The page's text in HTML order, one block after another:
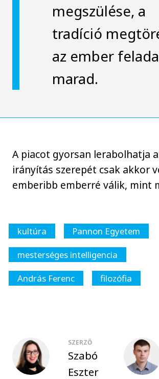
megszülése, a
tradíció
az ember
marad.
A piacot gyorsan lerabolhatja
irányítás szerepét csak akkor
emberibb emberré válik, mint
kultúra
Pannon Egyetem
mesterséges intelligencia
András Ferenc
filozófia
SZERZŐ
Szabó
Eszter